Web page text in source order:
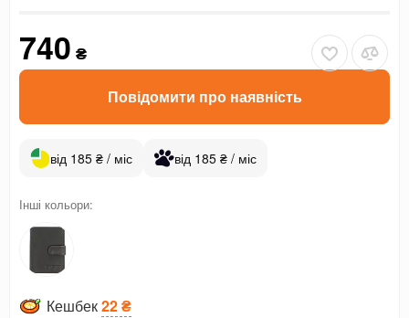
740 ₴
Повідомити про наявність
від 185 ₴ / міс від 185 ₴ / міс
Інші кольори:
Кешбек22 ₴